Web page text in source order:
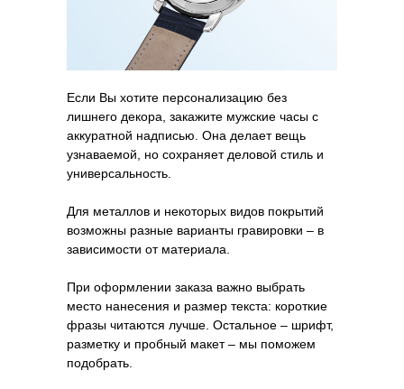
Если Вы хотите персонализацию без
лишнего декора, закажите мужские часы с
аккуратной надписью. Она делает вещь
узнаваемой, но сохраняет деловой стиль и
универсальность.
Для металлов и некоторых видов покрытий
возможны разные варианты гравировки – в
зависимости от материала.
При оформлении заказа важно выбрать
место нанесения и размер текста: короткие
фразы читаются лучше. Остальное – шрифт,
разметку и пробный макет – мы поможем
подобрать.